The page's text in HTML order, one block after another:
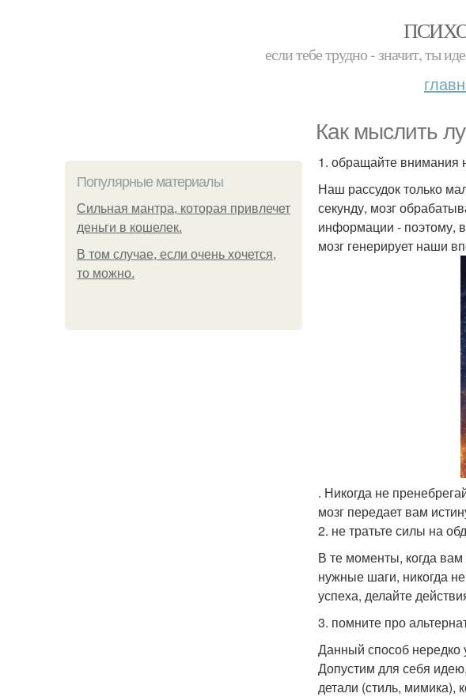
если тебе трудно - значит, ты
Как мыслить
Популярные материалы
Сильная мантра, которая привлечет
деньги в кошелек.
В том случае, если очень хочется,
то можно.
1. обращайте внимания
Наш рассудок только
секунду, мозг
информации - поэтому,
мозг генерирует наши
. Никогда не
мозг передает вам
2. не тратьте силы на
В те моменты, когда
нужные шаги, никогда
успеха, делайте
3. помните про
Данный способ нередко
Допустим для себя
детали (стиль, мимика),